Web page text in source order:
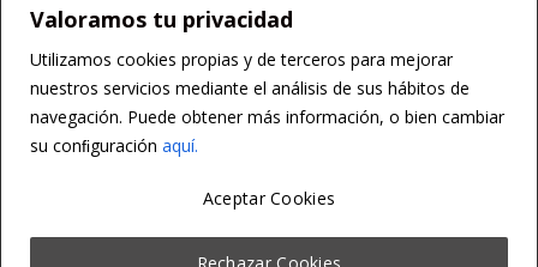
Valoramos tu privacidad
Utilizamos cookies propias y de terceros para mejorar
nuestros servicios mediante el análisis de sus hábitos de
navegación. Puede obtener más información, o bien cambiar
su conﬁguración aquí.
Rechazar Cookies
Aceptar Cookies